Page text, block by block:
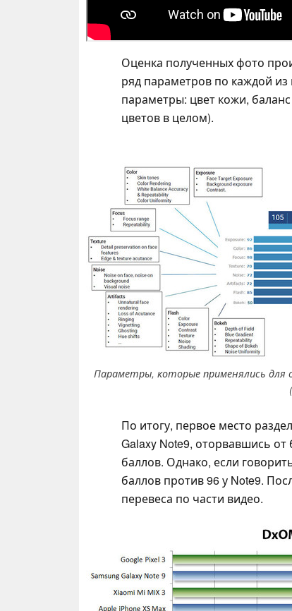
Оценка полученных фото
ряд параметров по каждой
параметры: цвет кожи,
цветов в целом).
Параметры, которые применялись для
По итогу, первое место
Galaxy Note9, оторвавшись
баллов. Однако, если
баллов против 96 у Note9.
перевеса по части видео.